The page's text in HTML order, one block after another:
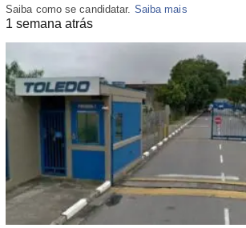
Saiba como se candidatar. Saiba mais
1 semana atrás